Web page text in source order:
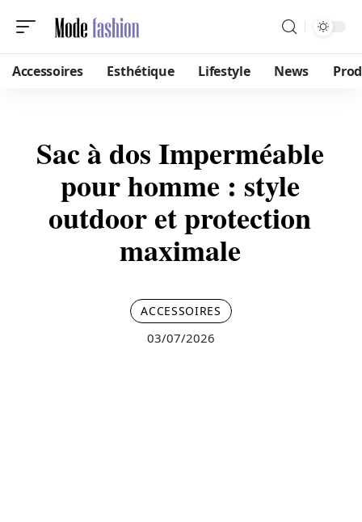
Accessoires Esthétique Lifestyle News
Sac à dos Imperméable
pour homme : style
outdoor et protection
maximale
ACCESSOIRES
03/07/2026